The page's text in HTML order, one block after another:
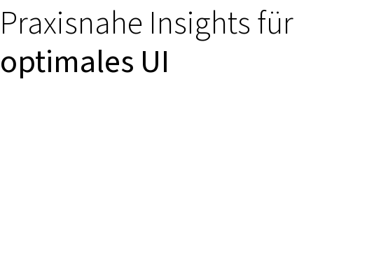
Praxisnahe Insights für
optimales UI